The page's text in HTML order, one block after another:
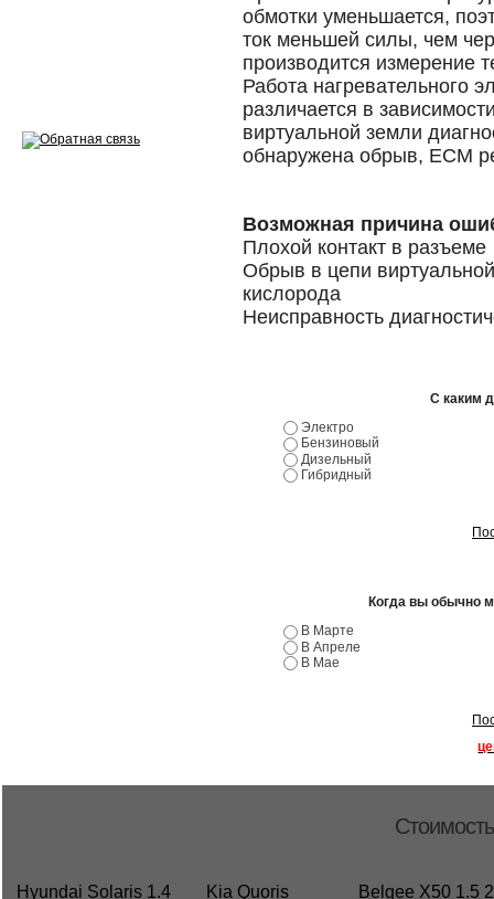
обмотки уменьшается,
ток меньшей силы, чем
производится измерение
Работа нагревательного
различается в
виртуальной земли
обнаружена обрыв, ECM
Возможная причина
Плохой контакт в разъеме
Обрыв в цепи
кислорода
Неисправность
С каким
Электро
Бензиновый
Дизельный
Гибридный
Когда вы обычно
В Марте
В Апреле
В Мае
Hyundai Solaris 1.4
Kia Quoris
Belgee X50 1.5